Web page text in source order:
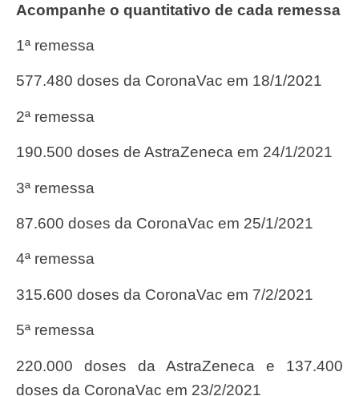
Acompanhe o quantitativo de cada remessa
1ª remessa
577.480 doses da CoronaVac em 18/1/2021
2ª remessa
190.500 doses de AstraZeneca em 24/1/2021
3ª remessa
87.600 doses da CoronaVac em 25/1/2021
4ª remessa
315.600 doses da CoronaVac em 7/2/2021
5ª remessa
220.000 doses da AstraZeneca e 137.400
doses da CoronaVac em 23/2/2021